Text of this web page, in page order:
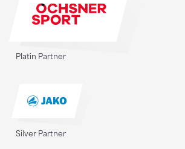
Platin Partner
Silver Partner